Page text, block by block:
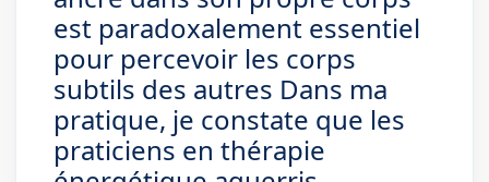
est paradoxalement essentiel
pour percevoir les corps
subtils des autres Dans ma
pratique, je constate que les
praticiens en thérapie